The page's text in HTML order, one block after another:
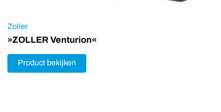
Zoller
»ZOLLER Venturion«
Product bekijken